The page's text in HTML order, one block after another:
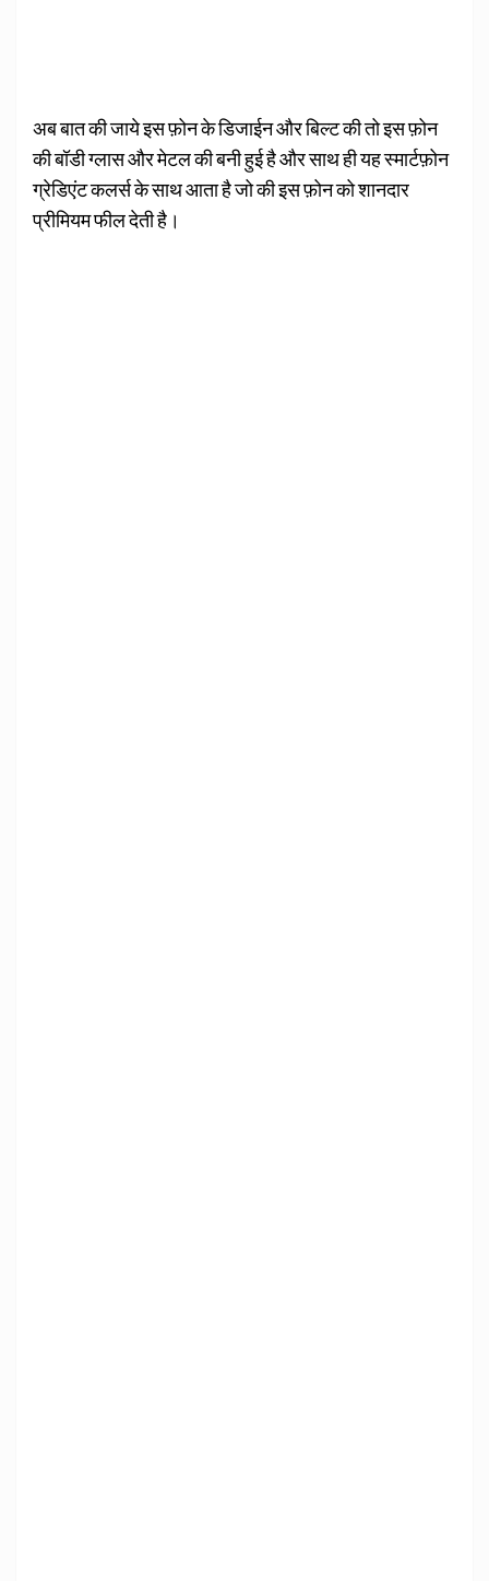
अब बात की जाये इस फ़ोन के डिजाईन और बिल्ट की तो इस फ़ोन
की बॉडी ग्लास और मेटल की बनी हुई है और साथ ही यह स्मार्टफ़ोन
ग्रेडिएंट कलर्स के साथ आता है जो की इस फ़ोन को शानदार
प्रीमियम फील देती है।